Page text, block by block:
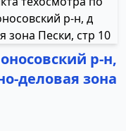
р-н,
деловая зона